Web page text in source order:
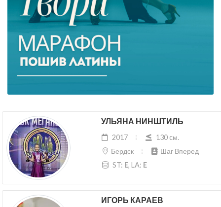
УЛЬЯНА НИНШТИЛЬ
2017
130 cм.
Бердск
Шаг Вперед
ST: E, LA: E
ИГОРЬ КАРАЕВ